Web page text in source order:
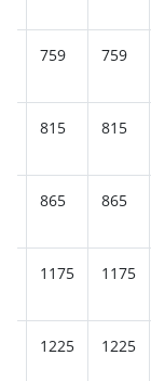
759 759
815 815
865 865
1175 1175
1225 1225